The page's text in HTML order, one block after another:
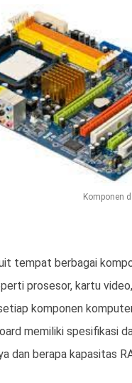
Komponen
tempat berbagai
prosesor, kartu
komponen
memiliki spesifikasi
dan berapa kapasitas